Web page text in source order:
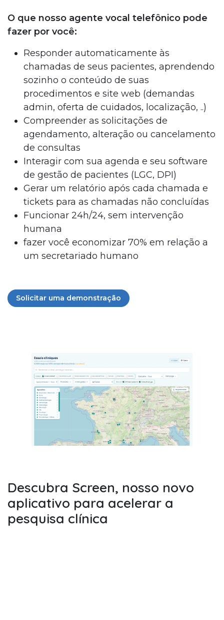
O que nosso agente vocal telefônico pode
fazer por você:
Responder automaticamente às
chamadas de seus pacientes, aprendendo
sozinho o conteúdo de suas
procedimentos e site web (demandas
admin, oferta de cuidados, localização, ..)
Compreender as solicitações de
agendamento, alteração ou cancelamento
de consultas
Interagir com sua agenda e seu software
de gestão de pacientes (LGC, DPI)
Gerar um relatório após cada chamada e
tickets para as chamadas não concluídas
Funcionar 24h/24, sem intervenção
humana
fazer você economizar 70% em relação a
um secretariado humano
Solicitar uma demonstração
Descubra Screen, nosso novo
aplicativo para acelerar a
pesquisa clínica